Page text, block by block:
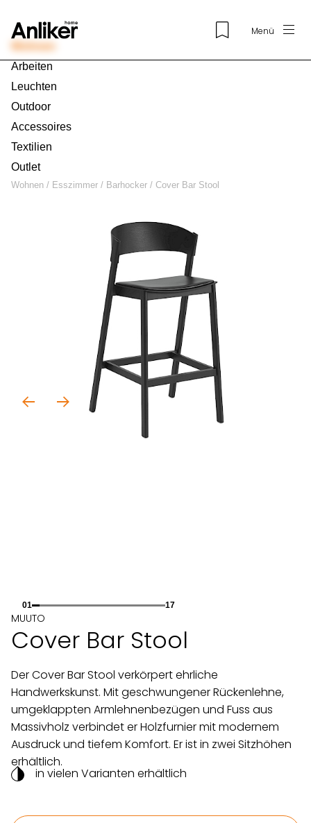
Menü
Wohnen
Arbeiten
Leuchten
Outdoor
Accessoires
Textilien
Outlet
Wohnen / Esszimmer / Barhocker / Cover Bar Stool
01 17
MUUTO
Cover Bar Stool
Der Cover Bar Stool verkörpert ehrliche
Handwerkskunst. Mit geschwungener Rückenlehne,
umgeklappten Armlehnenbezügen und Fuss aus
Massivholz verbindet er Holzfurnier mit modernem
Ausdruck und tiefem Komfort. Er ist in zwei Sitzhöhen
erhältlich.
in vielen Varianten erhältlich